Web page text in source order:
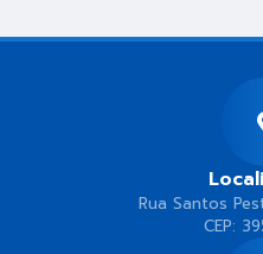
Rua Santos
CEP: